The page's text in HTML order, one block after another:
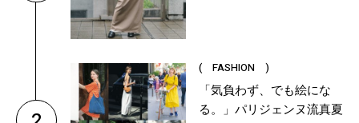
( FASHION )
「気負わず、でも絵にな
る。」パリジェンヌ流真夏